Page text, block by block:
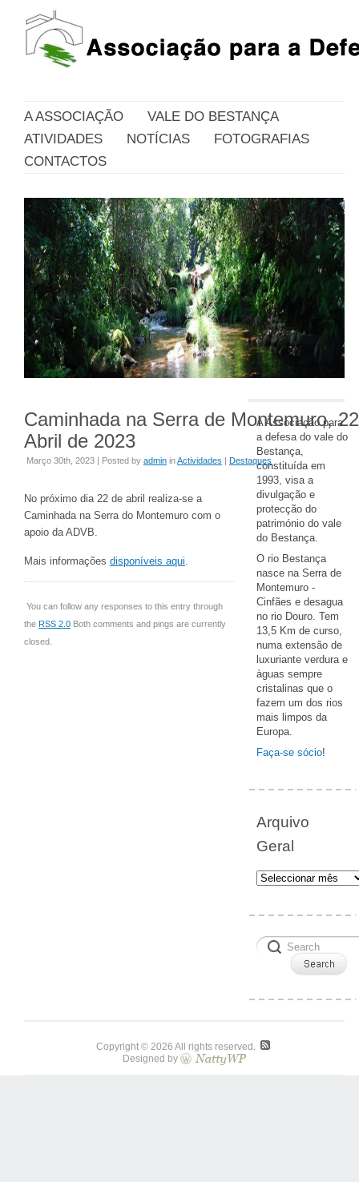
A ASSOCIAÇÃO
VALE DO BESTANÇA
ATIVIDADES
NOTÍCIAS
FOTOGRAFIAS
CONTACTOS
Caminhada na Serra de Montemuro,
Abril de 2023
Março 30th, 2023 | Posted by admin inActividades | Destaques
No próximo dia 22 de abril realiza-se a
Caminhada na Serra do Montemuro com o
apoio da ADVB.
Mais informações disponíveis aqui.
You can follow any responses to this entry through
the RSS 2.0 Both comments and pings are currently
closed.
A Associação para
a defesa do vale do
Bestança,
constituída em
1993, visa a
divulgação e
protecção do
património do vale
do Bestança.
O rio Bestança
nasce na Serra de
Montemuro -
Cinfães e desagua
no rio Douro. Tem
13,5 Km de curso,
numa extensão de
luxuriante verdura e
àguas sempre
cristalinas que o
fazem um dos rios
mais limpos da
Europa.
Faça-se sócio!
Arquivo
Geral
Arquivo
Copyright © 2026 All rights reserved.
Designed by